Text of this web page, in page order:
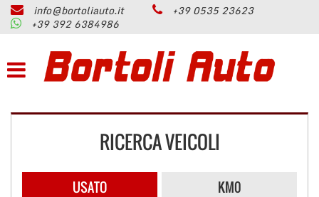
HOME
AZIENDA
info@bortoliauto.it
+39 0535 23623
+39 392 6384986
RICERCA VEICOLI
USATO KM0
Le
preferenze
di
consenso
Il